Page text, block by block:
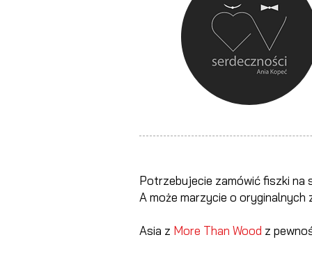
Potrzebujecie zamówić fiszki na
A może marzycie o
Asia z More Than Wood z